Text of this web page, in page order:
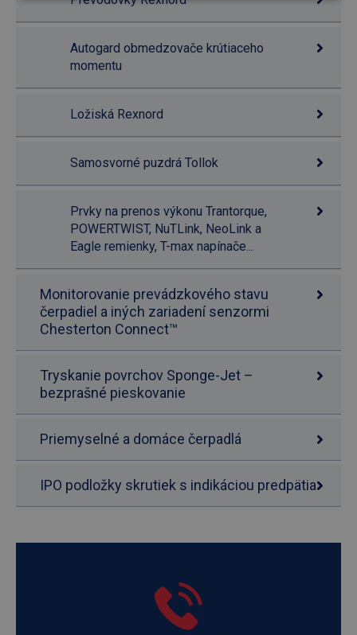
Autogard obmedzovače krútiaceho
momentu
Ložiská Rexnord
Samosvorné puzdrá Tollok
Prvky na prenos výkonu Trantorque,
POWERTWIST, NuTLink, NeoLink a
Eagle remienky, T-max napínače...
Monitorovanie prevádzkového stavu
čerpadiel a iných zariadení senzormi
Chesterton Connect™
Tryskanie povrchov Sponge-Jet –
bezprašné pieskovanie
Priemyselné a domáce čerpadlá
IPO podložky skrutiek s indikáciou predpätia